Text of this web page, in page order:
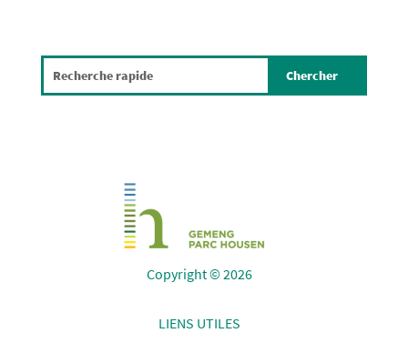
Copyright © 2026
LIENS UTILES